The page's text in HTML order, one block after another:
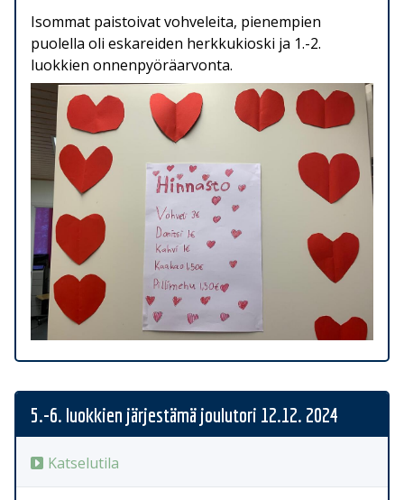
Isommat paistoivat vohveleita, pienempien
puolella oli eskareiden herkkukioski ja 1.-2.
luokkien onnenpyöräarvonta.
5.-6. luokkien järjestämä joulutori 12.12. 2024
Katselutila